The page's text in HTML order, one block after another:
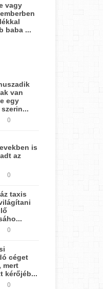
vagy
baba ...
van
egy
0
is
az
0
taxis
0
céget
mert
kérőjéb...
0